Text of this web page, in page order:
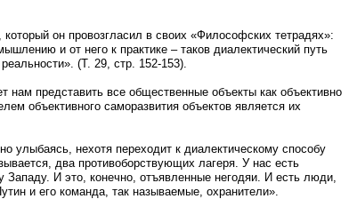
он провозгласил в своих «Философских тетрадях»:
и от него к практике – таков диалектический путь
(Т. 29, стр. 152-153).
нам представить все общественные объекты как объективно
объективного саморазвития объектов является их
улыбаясь, нехотя переходит к диалектическому способу
два противоборствующих лагеря. У нас есть
Западу. И это, конечно, отъявленные негодяи. И есть люди,
и его команда, так называемые, охранители».